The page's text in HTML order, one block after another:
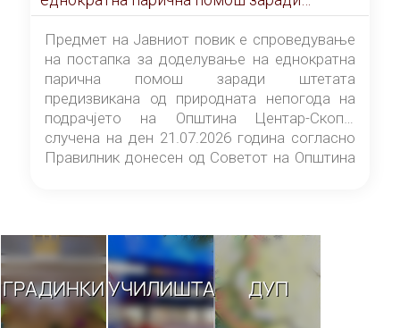
штетата предизвикана од природната
непогода на подрачјето на Општина
Центар-Скопје случена на ден 21.07.2026
година
Предмет на Јавниот повик е спроведување
на постапка за доделување на еднократна
парична помош заради штетата
предизвикана од природната непогода на
подрачјето на Општина Центар-Скопје
случена на ден 21.07.2026 година согласно
Правилник донесен од Советот на Општина
ГРАДИНКИУЧИЛИШТА ДУП